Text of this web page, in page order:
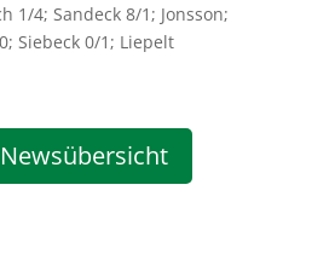
1/4; Sandeck 8/1; Jonsson;
Siebeck 0/1; Liepelt